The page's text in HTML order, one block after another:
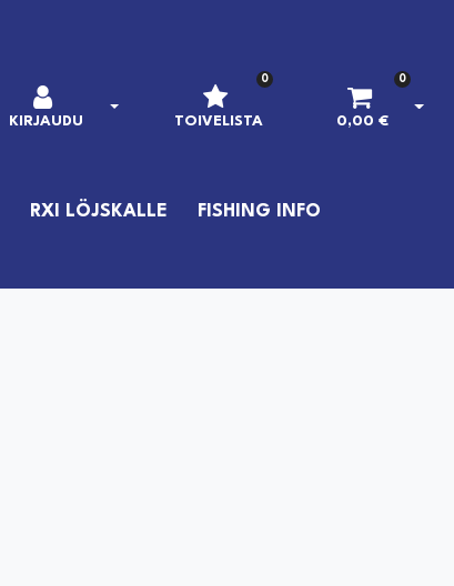
KIRJAUDU
AVAA KIRJAUTUMINEN
TOIVELISTA
0 0
0,00 €
RXI LÖJSKALLE FISHING INFO